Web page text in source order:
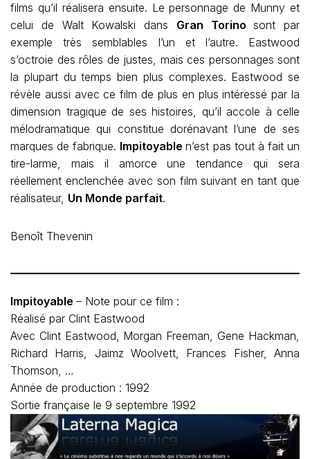
films qu’il réalisera ensuite. Le personnage de Munny et
celui de Walt Kowalski dans Gran Torinosont par
exemple très semblables l’un et l’autre. Eastwood
s’octroie des rôles de justes, mais ces personnages sont
la plupart du temps bien plus complexes. Eastwood se
révèle aussi avec ce film de plus en plus intéressé par la
dimension tragique de ses histoires, qu’il accole à celle
mélodramatique qui constitue dorénavant l’une de ses
marques de fabrique. Impitoyablen’est pas tout à fait un
tire-larme, mais il amorce une tendance qui sera
réellement enclenchée avec son film suivant en tant que
réalisateur, Un Monde parfait.
Benoît Thevenin
Impitoyable – Note pour ce film :
Réalisé par Clint Eastwood
Avec Clint Eastwood, Morgan Freeman, Gene Hackman,
Richard Harris, Jaimz Woolvett, Frances Fisher, Anna
Thomson, …
Année de production : 1992
Sortie française le 9 septembre 1992